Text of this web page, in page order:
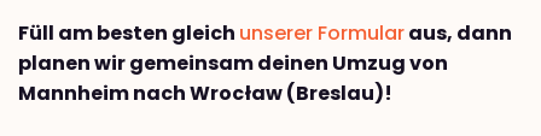
Füll am besten gleich unserer Formularaus, dann
planen wir gemeinsam deinen Umzug von
Mannheim nach Wrocław (Breslau)!